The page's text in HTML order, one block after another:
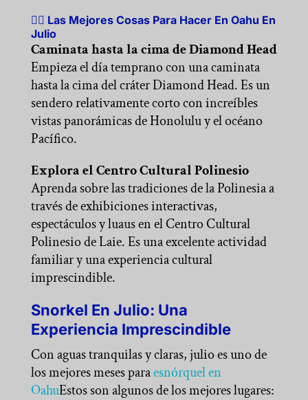
🚶‍♀️ Las Mejores Cosas Para Hacer En Oahu En
Julio
Caminata hasta la cima de Diamond Head
Empieza el día temprano con una caminata
hasta la cima del cráter Diamond Head. Es un
sendero relativamente corto con increíbles
vistas panorámicas de Honolulu y el océano
Pacífico.
Explora el Centro Cultural Polinesio
Aprenda sobre las tradiciones de la Polinesia a
través de exhibiciones interactivas,
espectáculos y luaus en el Centro Cultural
Polinesio de Laie. Es una excelente actividad
familiar y una experiencia cultural
imprescindible.
Snorkel En Julio: Una
Experiencia Imprescindible
Con aguas tranquilas y claras, julio es uno de
los mejores meses paraesnórquel en
OahuEstos son algunos de los mejores lugares: